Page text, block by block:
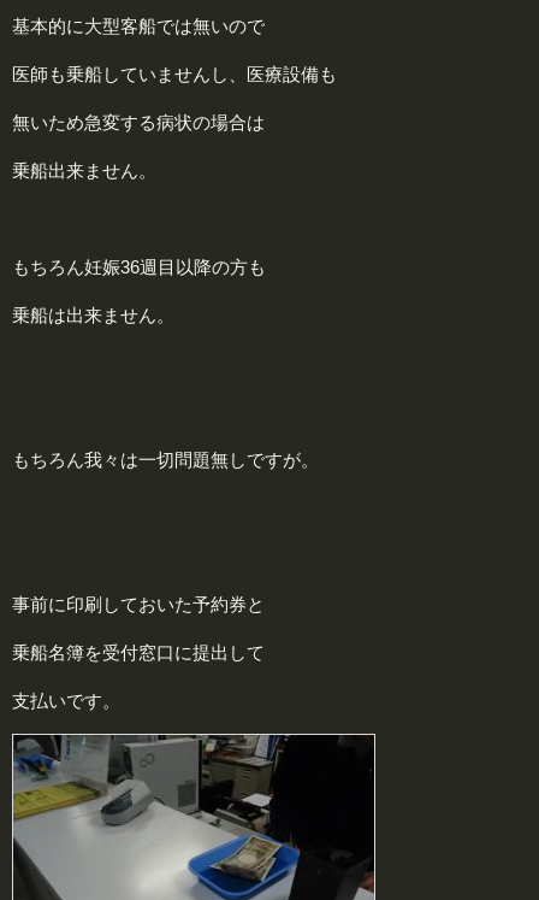
基本的に大型客船では無いので
医師も乗船していませんし、医療設備も
無いため急変する病状の場合は
乗船出来ません。
もちろん妊娠36週目以降の方も
乗船は出来ません。
もちろん我々は一切問題無しですが。
事前に印刷しておいた予約券と
乗船名簿を受付窓口に提出して
支払いです。